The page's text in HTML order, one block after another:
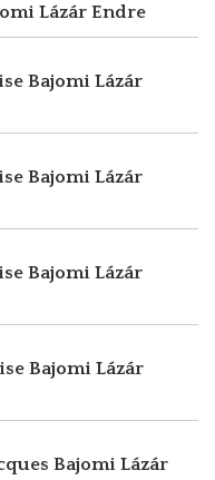
Lázár Endre
Bajomi Lázár
Bajomi Lázár
Bajomi Lázár
Bajomi Lázár
Bajomi Lázár